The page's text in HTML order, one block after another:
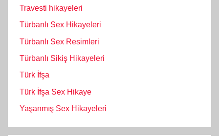
Travesti hikayeleri
Türbanlı Sex Hikayeleri
Türbanlı Sex Resimleri
Türbanlı Sikiş Hikayeleri
Türk İfşa
Türk İfşa Sex Hikaye
Yaşanmış Sex Hikayeleri